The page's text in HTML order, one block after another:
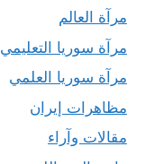
مرآة العالم
مرآة سوريا التعليمي
مرآة سوريا العلمي
مظاهرات إيران
مقالات وآراء